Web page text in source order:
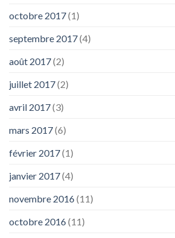
octobre 2017(1)
septembre 2017(4)
août 2017(2)
juillet 2017(2)
avril 2017(3)
mars 2017(6)
février 2017(1)
janvier 2017(4)
novembre 2016(11)
octobre 2016(11)